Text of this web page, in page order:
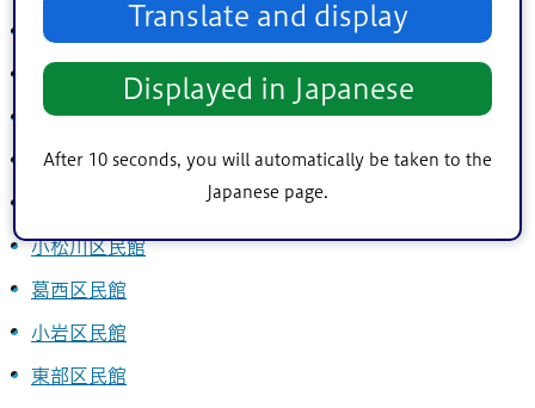
Translate and display
Displayed in Japanese
After 10 seconds, you will automatically be taken to the
Japanese page.
瑞江コミュニティ会館
江戸川コミュニティ会館
篠崎コミュニティ会館
篠崎コミュニティホール
小松川区民館
葛西区民館
小岩区民館
東部区民館